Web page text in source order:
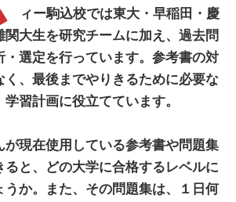
ィー駒込校では東大・早稲田・慶
関大生を研究チームに加え、過去問
・選定を行っています。参考書の対
く、最後までやりきるために必要な
習計画に役立てています。
が現在使用している参考書や問題集
ると、どの大学に合格するレベルに
うか。また、その問題集は、１日何